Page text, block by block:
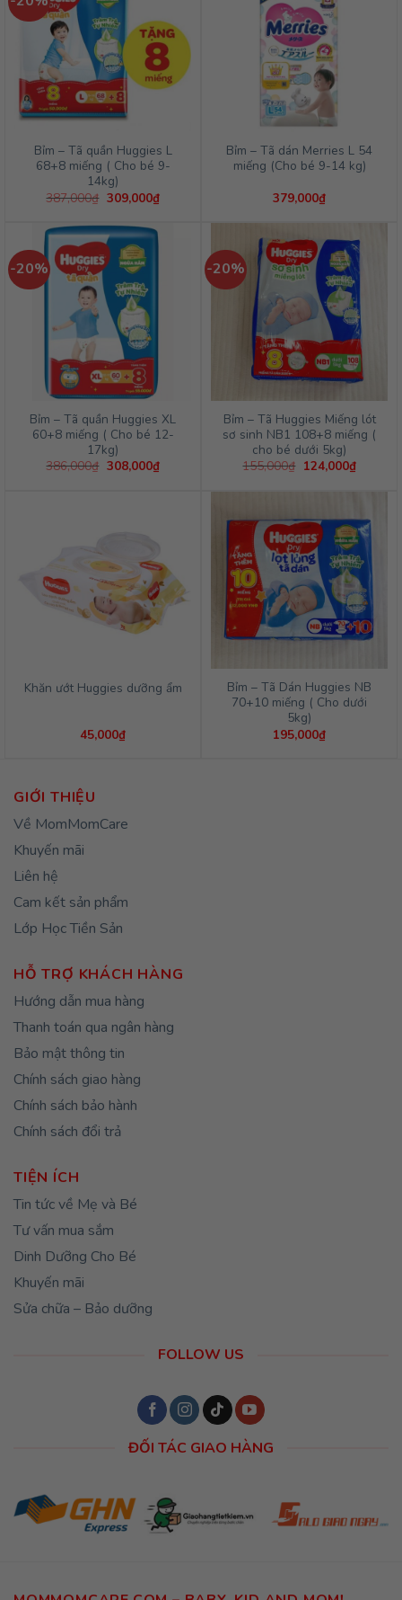
Bỉm – Tã quần Huggies L
68+8 miếng ( Cho bé 9-
14kg)
387,000₫ Giá
387,000₫.
309,000₫Giá
hiện
309,000₫.
Bỉm – Tã dán Merries L 54
miếng (Cho bé 9-14 kg)
379,000₫
-20%
Bỉm – Tã quần Huggies XL
60+8 miếng ( Cho bé 12-
17kg)
386,000₫ Giá
308,000₫Giá
hiện
-20%
Bỉm – Tã Huggies Miếng lót
sơ sinh NB1 108+8 miếng (
cho bé dưới 5kg)
155,000₫ Giá
là:
124,000₫Giá
hiện
tại
Khăn ướt Huggies dưỡng ẩm
45,000₫
Bỉm – Tã Dán Huggies NB
70+10 miếng ( Cho dưới
5kg)
195,000₫
GIỚI THIỆU
Về MomMomCare
Khuyến mãi
Liên hệ
Cam kết sản phẩm
Lớp Học Tiền Sản
HỖ TRỢ KHÁCH HÀNG
Hướng dẫn mua hàng
Thanh toán qua ngân hàng
Bảo mật thông tin
Chính sách giao hàng
Chính sách bảo hành
Chính sách đổi trả
TIỆN ÍCH
Tin tức về Mẹ và Bé
Tư vấn mua sắm
Dinh Dưỡng Cho Bé
Khuyến mãi
Sửa chữa – Bảo dưỡng
FOLLOW US
ĐỐI TÁC GIAO HÀNG